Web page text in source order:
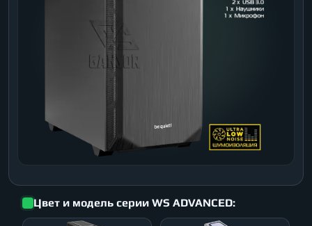
Цвет и модель серии WS ADVANCED: